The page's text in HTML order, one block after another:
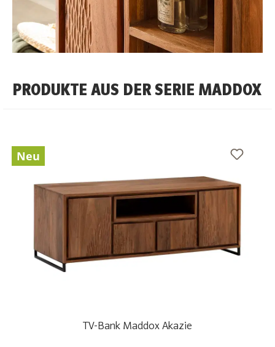
PRODUKTE AUS DER SERIE MADDOX
Neu
TV-Bank Maddox Akazie